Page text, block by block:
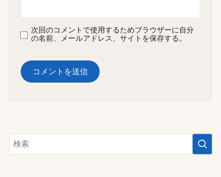
次回のコメントで使用するためブラウザーに自分
の名前、メールアドレス、サイトを保存する。